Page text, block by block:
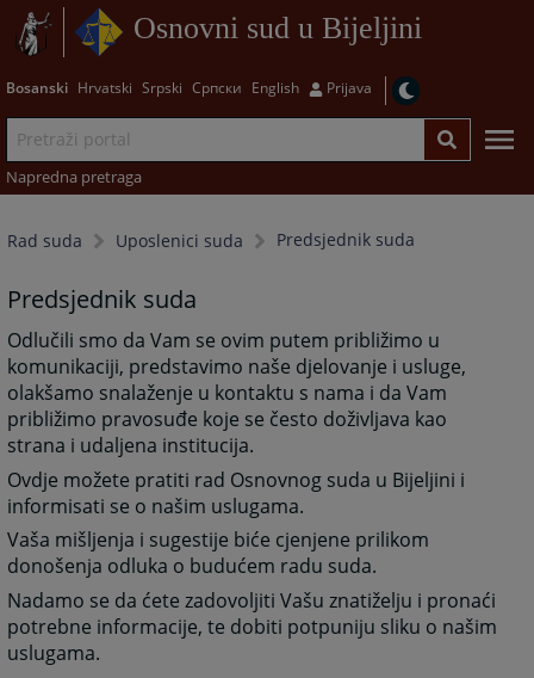
Osnovni sud u Bijeljini
Bosanski Hrvatski Srpski Српски English Prijava
Napredna pretraga
Rad suda Uposlenici suda Predsjednik suda
Predsjednik suda
Odlučili smo da Vam se ovim putem približimo u
komunikaciji, predstavimo naše djelovanje i usluge,
olakšamo snalaženje u kontaktu s nama i da Vam
približimo pravosuđe koje se često doživljava kao
strana i udaljena institucija.
Ovdje možete pratiti rad Osnovnog suda u Bijeljini i
informisati se o našim uslugama.
Vaša mišljenja i sugestije biće cjenjene prilikom
donošenja odluka o budućem radu suda.
Nadamo se da ćete zadovoljiti Vašu znatiželju i pronaći
potrebne informacije, te dobiti potpuniju sliku o našim
uslugama.